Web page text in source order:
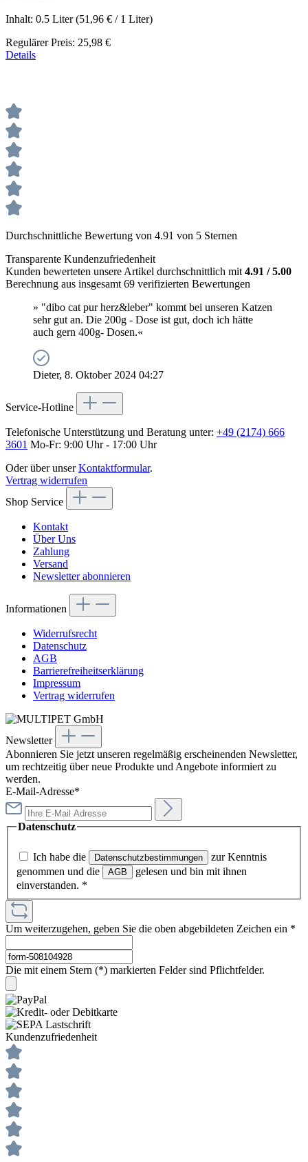
Inhalt: 0.5 Liter(51,96 € / 1 Liter)
Regulärer Preis: 25,98 €
Details
Durchschnittliche Bewertung von 4.91 von 5 Sternen
Transparente Kundenzufriedenheit
Kunden bewerteten unsere Artikel durchschnittlich mit 4.91 / 5.00
Berechnung aus insgesamt 69 verifizierten Bewertungen
» "dibo cat pur herz&leber" kommt bei unseren Katzen
sehr gut an. Die 200g - Dose ist gut, doch ich hätte
auch gern 400g- Dosen.«
Dieter, 8. Oktober 2024 04:27
Service-Hotline
Telefonische Unterstützung und Beratung unter: +49 (2174) 666
3601 Mo-Fr: 9:00 Uhr - 17:00 Uhr
Oder über unserKontaktformular.
Vertrag widerrufen
Shop Service
Kontakt
Über Uns
Zahlung
Versand
Newsletter abonnieren
Informationen
Widerrufsrecht
Datenschutz
AGB
Barrierefreiheitserklärung
Impressum
Vertrag widerrufen
Newsletter
Abonnieren Sie jetzt unseren regelmäßig erscheinenden Newsletter,
um rechtzeitig über neue Produkte und Angebote informiert zu
werden.
E-Mail-Adresse*
Datenschutz
Ich habe die Datenschutzbestimmungen
zur Kenntnis
genommen und die
AGB
gelesen und bin mit ihnen
einverstanden. *
Um weiterzugehen, geben Sie die oben abgebildeten Zeichen ein *
Die mit einem Stern (*) markierten Felder sind Pflichtfelder.
Kundenzufriedenheit